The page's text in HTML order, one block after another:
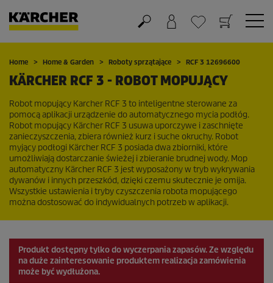
Koszyk
Lista życzeń
Home Home & Garden Roboty sprzątające RCF 3 12696600
KÄRCHER RCF 3 - ROBOT MOPUJĄCY
Robot mopujący Karcher RCF 3 to inteligentne sterowane za
pomocą aplikacji urządzenie do automatycznego mycia podłóg.
Robot mopujący Kärcher RCF 3 usuwa uporczywe i zaschnięte
zanieczyszczenia, zbiera również kurz i suche okruchy. Robot
myjący podłogi Kärcher RCF 3 posiada dwa zbiorniki, które
umożliwiają dostarczanie świeżej i zbieranie brudnej wody. Mop
automatyczny Kärcher RCF 3 jest wyposażony w tryb wykrywania
dywanów i innych przeszkód, dzięki czemu skutecznie je omija.
Wszystkie ustawienia i tryby czyszczenia robota mopującego
można dostosować do indywidualnych potrzeb w aplikacji.
Produkt dostępny tylko do wyczerpania zapasów. Ze względu
na duże zainteresowanie produktem realizacja zamówienia
może być wydłużona.